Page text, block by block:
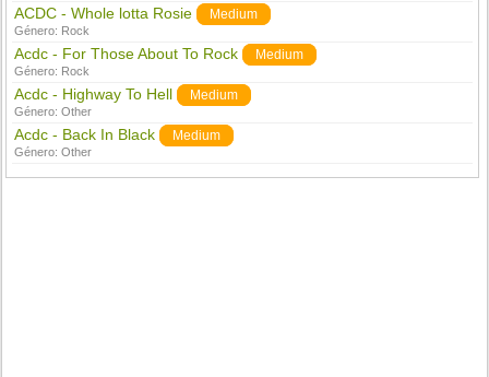
ACDC - Whole lotta Rosie Medium
Género: Rock
Acdc - For Those About To Rock Medium
Género: Rock
Acdc - Highway To Hell Medium
Género:Other
Acdc - Back In Black Medium
Género:Other